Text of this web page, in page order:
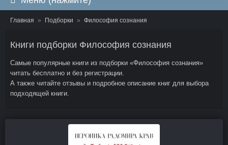
Главная Подборки Философия сознания
Книги подборки Философия сознания
Самые популярные книги из подборки «Философия сознания»
читать бесплатно и без регистрации.
А также читайте отзывы и подробное описание книг для выбора
подходящей книги.